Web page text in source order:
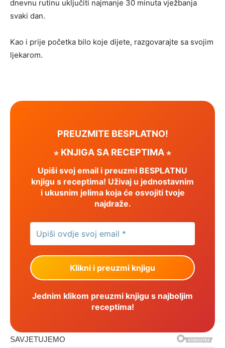
dnevnu rutinu uključiti najmanje 30 minuta vježbanja
svaki dan.
Kao i prije početka bilo koje dijete, razgovarajte sa svojim
ljekarom.
PREUZMITE BESPLATNO!
⋆ KNJIGA SA RECEPTIMA ⋆
Upiši svoj email i preuzmi BESPLATNU
knjigu s receptima! Uživaj u jednostavnim
i ukusnim jelima koja će osvojiti tvoje
najdraže.
Jednim klikom preuzmi knjigu s najboljim
receptima!